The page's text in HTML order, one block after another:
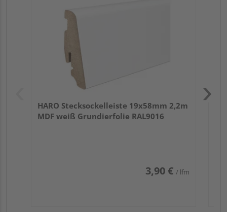
HARO Stecksockelleiste 19x58mm 2,2m
MDF weiß Grundierfolie RAL9016
3,90 € / lfm